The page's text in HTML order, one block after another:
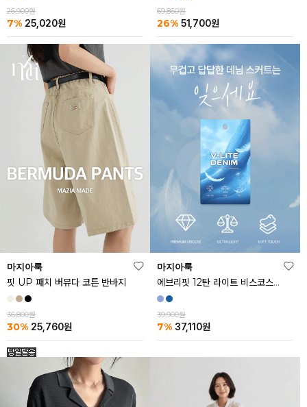
26,900원
7% 25,020원
69,860원
26% 51,700원
마지아룩
핏 UP 패치 버뮤다 코튼 반바지
36,800원
30% 25,760원
마지아룩
에브리핏 12탄 라이트 비스코스 쿨 데님 스커트
39,900원
7% 37,110원